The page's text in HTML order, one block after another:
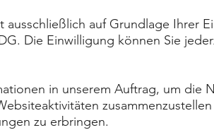
auf Grundlage Ihrer
Die Einwilligung können Sie
in unserem Auftrag, um die
zu erbringen.